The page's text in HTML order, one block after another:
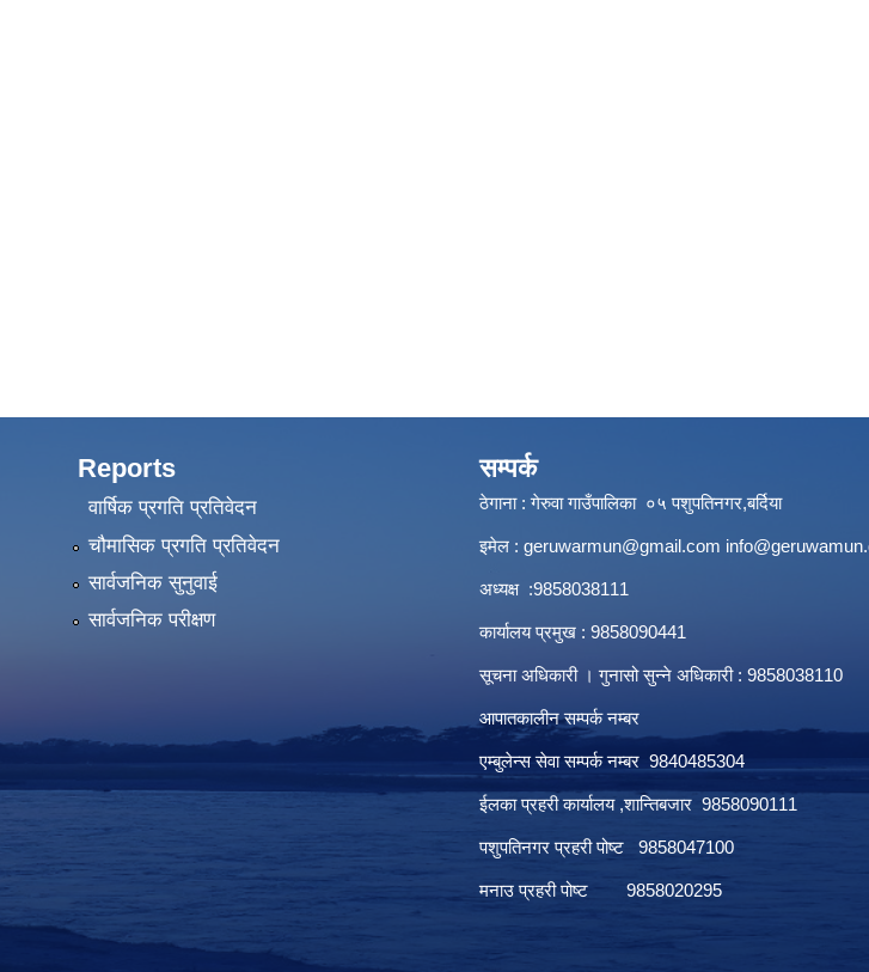
Reports
वार्षिक प्रगति प्रतिवेदन
चौमासिक प्रगति प्रतिवेदन
सार्वजनिक सुनुवाई
सार्वजनिक परीक्षण
सम्पर्क
ठेगाना : गेरुवा गाउँपालिका ०५ पशुपतिनगर,बर्दिया
इमेल : geruwarmun@gmail.com
अध्यक्ष :9858038111
कार्यालय प्रमुख : 9858090441
सूचना अधिकारी । गुनासो सुन्ने अधिकारी : 9858038110
आपातकालीन सम्पर्क नम्बर
एम्बुलेन्स सेवा सम्पर्क नम्बर 9840485304
ईलका प्रहरी कार्यालय ,शान्तिबजार 9858090111
पशुपतिनगर प्रहरी पोष्ट 9858047100
मनाउ प्रहरी पोष्ट 9858020295